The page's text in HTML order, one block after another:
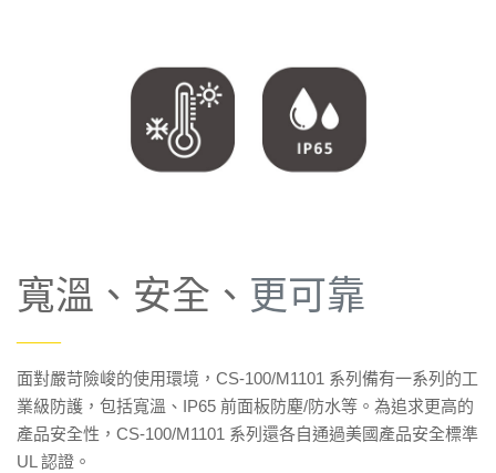
寬溫、安全、 更可靠
——
面對嚴苛險峻的使用環境，CS-100/M1101 系列備有一系列的工
業級防護，包括寬溫、IP65 前面板防塵/防水等。為追求更高的
產品安全性，CS-100/M1101 系列還各自通過美國產品安全標準
UL 認證。